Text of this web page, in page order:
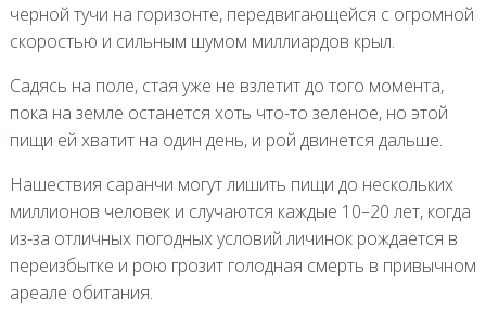
черной тучи на горизонте, передвигающейся с огромной
скоростью и сильным шумом миллиардов крыл.
Садясь на поле, стая уже не взлетит до того момента,
пока на земле останется хоть что-то зеленое, но этой
пищи ей хватит на один день, и рой двинется дальше.
Нашествия саранчи могут лишить пищи до нескольких
миллионов человек и случаются каждые 10–20 лет, когда
из-за отличных погодных условий личинок рождается в
переизбытке и рою грозит голодная смерть в привычном
ареале обитания.